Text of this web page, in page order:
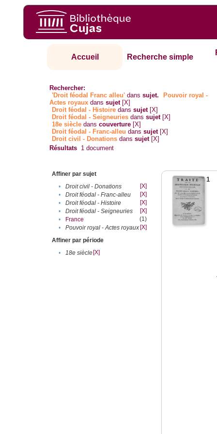
Accueil Recherche simple
Rechercher:
'Droit féodal Franc alleu' danssujet.
Pouvoir royal -
Actes royaux danssujet [X]
Droit féodal - Histoire danssujet [X]
Droit féodal - Seigneuries danssujet [X]
18e siècle danscouverture [X]
Droit féodal - Franc-alleu‎ danssujet [X]
Droit civil - Donations danssujet [X]
Résultats 1 document
Affiner par sujet
•
Droit civil - Donations
[X]
•
Droit féodal - Franc-alleu‎
[X]
•
Droit féodal - Histoire
[X]
•
Droit féodal - Seigneuries
[X]
•
France
(1)
•
Pouvoir royal - Actes royaux [X]
Affiner par période
•
18e siècle[X]
1